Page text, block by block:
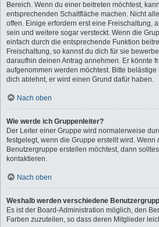
Bereich. Wenn du einer beitreten möchtest,
entsprechenden Schaltfläche machen. Nicht
offen. Einige erfordern erst eine Freischaltung,
sein und weitere sogar versteckt. Wenn die
einfach durch die entsprechende Funktion
Freischaltung, so kannst du dich für sie
daraufhin deinen Antrag annehmen. Er könnte
aufgenommen werden möchtest. Bitte
dich ablehnt, er wird einen Grund dafür haben.
Nach oben
Wie werde ich Gruppenleiter?
Der Leiter einer Gruppe wird normalerweise
festgelegt, wenn die Gruppe erstellt wird. Wenn
Benutzergruppe erstellen möchtest, dann
kontaktieren.
Nach oben
Weshalb werden verschiedene
Es ist der Board-Administration möglich, den
Farben zuzuteilen, so dass deren Mitglieder